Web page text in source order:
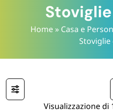
STOVIGLIE E
IMBALLAGGIO E
Personalizzazione
Home » Casa e
Stoviglie
Visualizzazione di